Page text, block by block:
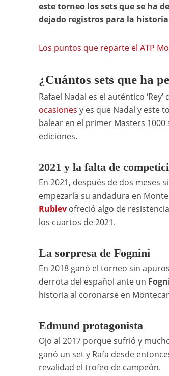
este torneo los sets que se ha
dejado registros para la
Los puntos que reparte el ATP
¿Cuántos sets que ha
Rafael Nadal es el auténtico
ocasiones y es que Nadal y este
balear en el primer Masters
ediciones.
2021 y la falta de
En 2021, después de dos meses
empezaría su andadura en
Rublevofreció algo de
los cuartos de 2021.
La sorpresa de Fognini
En 2018 ganó el torneo sin
derrota del español ante un
historia al coronarse en
Edmund protagonista
Ojo al 2017 porque sufrió y
ganó un set y Rafa desde
revalidad el trofeo de campeón.